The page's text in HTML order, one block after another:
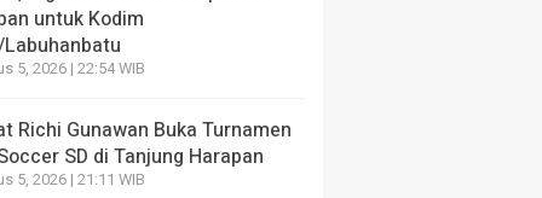
untuk Kodim 0209/Labuhanbatu
lalu
untuk Kodim
5, 2026 | 22:54 WIB
Richi Gunawan Buka Turnamen
SD di Tanjung Harapan
5, 2026 | 21:11 WIB